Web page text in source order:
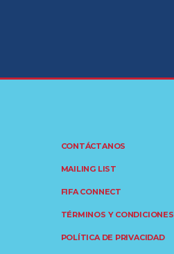
CONTÁCTANOS
MAILING LIST
FIFA CONNECT
TÉRMINOS Y CONDICIONES
POLÍTICA DE PRIVACIDAD